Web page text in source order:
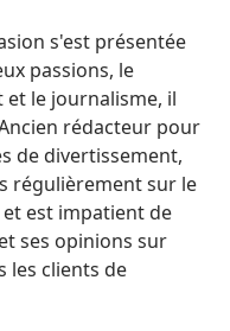
s'est présentée
passions, le
le journalisme, il
rédacteur pour
de divertissement,
régulièrement sur le
est impatient de
ses opinions sur
les clients de